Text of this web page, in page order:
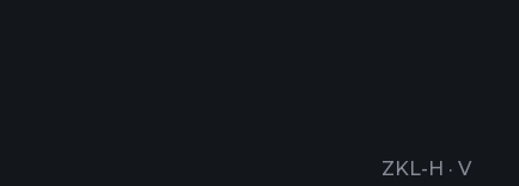
ZKL-H · V